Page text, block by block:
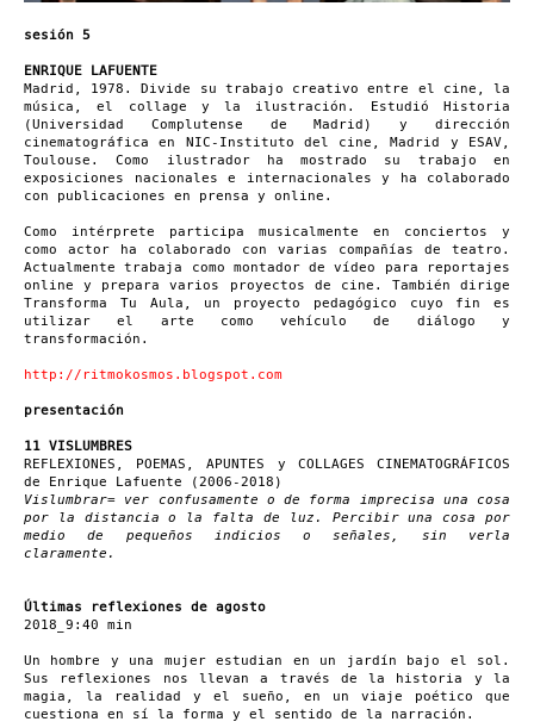
sesión 5
ENRIQUE LAFUENTE
Madrid, 1978. Divide su trabajo creativo entre el cine, la
música, el collage y la ilustración. Estudió Historia
(Universidad Complutense de Madrid) y dirección
cinematográfica en NIC-Instituto del cine, Madrid y ESAV,
Toulouse. Como ilustrador ha mostrado su trabajo en
exposiciones nacionales e internacionales y ha colaborado
con publicaciones en prensa y online.
Como intérprete participa musicalmente en conciertos y
como actor ha colaborado con varias compañías de teatro.
Actualmente trabaja como montador de vídeo para reportajes
online y prepara varios proyectos de cine. También dirige
Transforma Tu Aula, un proyecto pedagógico cuyo fin es
utilizar el arte como vehículo de diálogo y
transformación.
http://ritmokosmos.blogspot.com
presentación
11 VISLUMBRES
REFLEXIONES, POEMAS, APUNTES y COLLAGES CINEMATOGRÁFICOS
de Enrique Lafuente (2006-2018)
Vislumbrar= ver confusamente o de forma imprecisa una cosa
por la distancia o la falta de luz. Percibir una cosa por
medio de pequeños indicios o señales, sin verla
claramente.
Últimas reflexiones de agosto
2018_9:40 min
Un hombre y una mujer estudian en un jardín bajo el sol.
Sus reflexiones nos llevan a través de la historia y la
magia, la realidad y el sueño, en un viaje poético que
cuestiona en sí la forma y el sentido de la narración.